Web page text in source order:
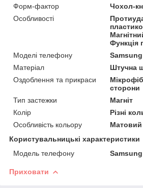
Форм-фактор
Чохол-
Особливості
Функція
Моделі телефону
Матеріал
Штучна
Оздоблення та прикраси
сторони
Тип застежки
Магніт
Колір
Різні
Особливість кольору
Матовий
Користувальницькі характеристики
Модель телефону
Приховати